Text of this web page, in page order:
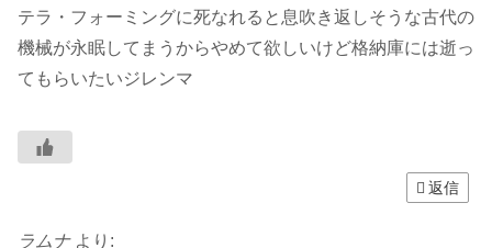
テラ・フォーミングに死なれると息吹き返しそうな古代の
機械が永眠してまうからやめて欲しいけど格納庫には逝っ
てもらいたいジレンマ
返信
ラムナ より: